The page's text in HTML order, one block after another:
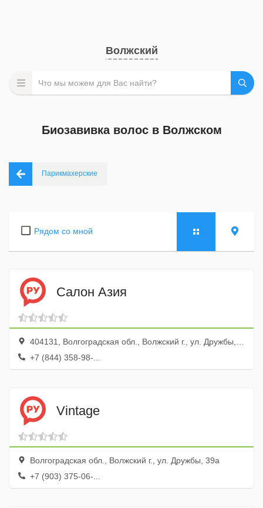
Волжский
Биозавивка волос в Волжском
Парикмахерские
Рядом со мной
Салон Азия
404131, Волгоградская обл., Волжский г., ул. Дружбы, 83а
+7 (844) 358-98-...
Vintage
Волгоградская обл., Волжский г., ул. Дружбы, 39а
+7 (903) 375-06-...